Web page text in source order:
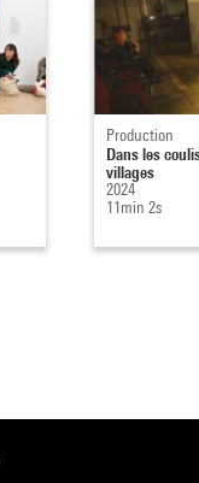
Production
Dans les
villages
2024
11min 2s